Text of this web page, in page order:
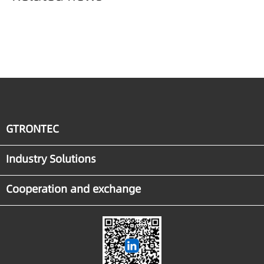
GTRONTEC
Industry Solutions
Cooperation and exchange